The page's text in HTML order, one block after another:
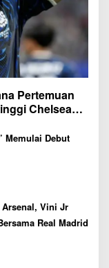
Pertemuan
Chelsea
Memulai Debut
Arsenal, Vini Jr
Real Madrid